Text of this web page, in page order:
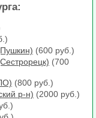
(600 руб.)
(700
(800 руб.)
р-н) (2000 руб.)